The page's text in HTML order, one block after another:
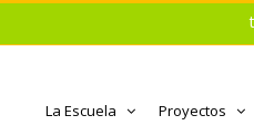
La Escuela Proyectos